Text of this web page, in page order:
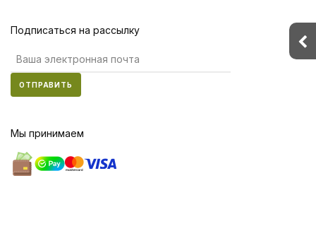
Подписаться на рассылку
ОТПРАВИТЬ
Мы принимаем